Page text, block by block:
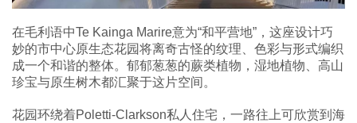
在毛利语中Te Kainga Marire意为“和平营地”，这座设计巧
妙的市中心原生态花园将离奇古怪的纹理、色彩与形式编织
成一个和谐的整体。郁郁葱葱的蕨类植物，湿地植物、高山
珍宝与原生树木都汇聚于这片空间。
花园环绕着Poletti-Clarkson私人住宅，一路往上可欣赏到海